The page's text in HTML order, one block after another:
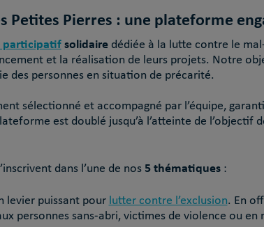
Petites Pierres : une plateforme
participatifsolidairedédiée à la lutte contre le
et la réalisation de leurs projets. Notre
des personnes en situation de précarité.
sélectionné et accompagné par l’équipe,
est doublé jusqu’à l’atteinte de
dansl’une de nos 5 thématiques:
levier puissant pour lutter contre l’exclusion. En
personnes sans-abri, victimes de violence ou